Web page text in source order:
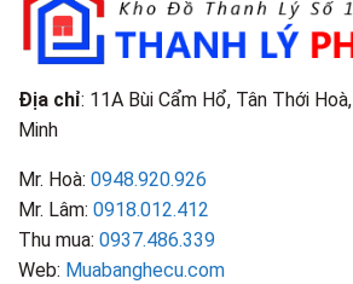
Điểm
Nhận
Biết
Địa chỉ: 11A Bùi Cẩm Hổ, Tân Thới
Minh
Mr. Hoà: 0948.920.926
Mr. Lâm: 0918.012.412
Thu mua: 0937.486.339
Web: Muabanghecu.com